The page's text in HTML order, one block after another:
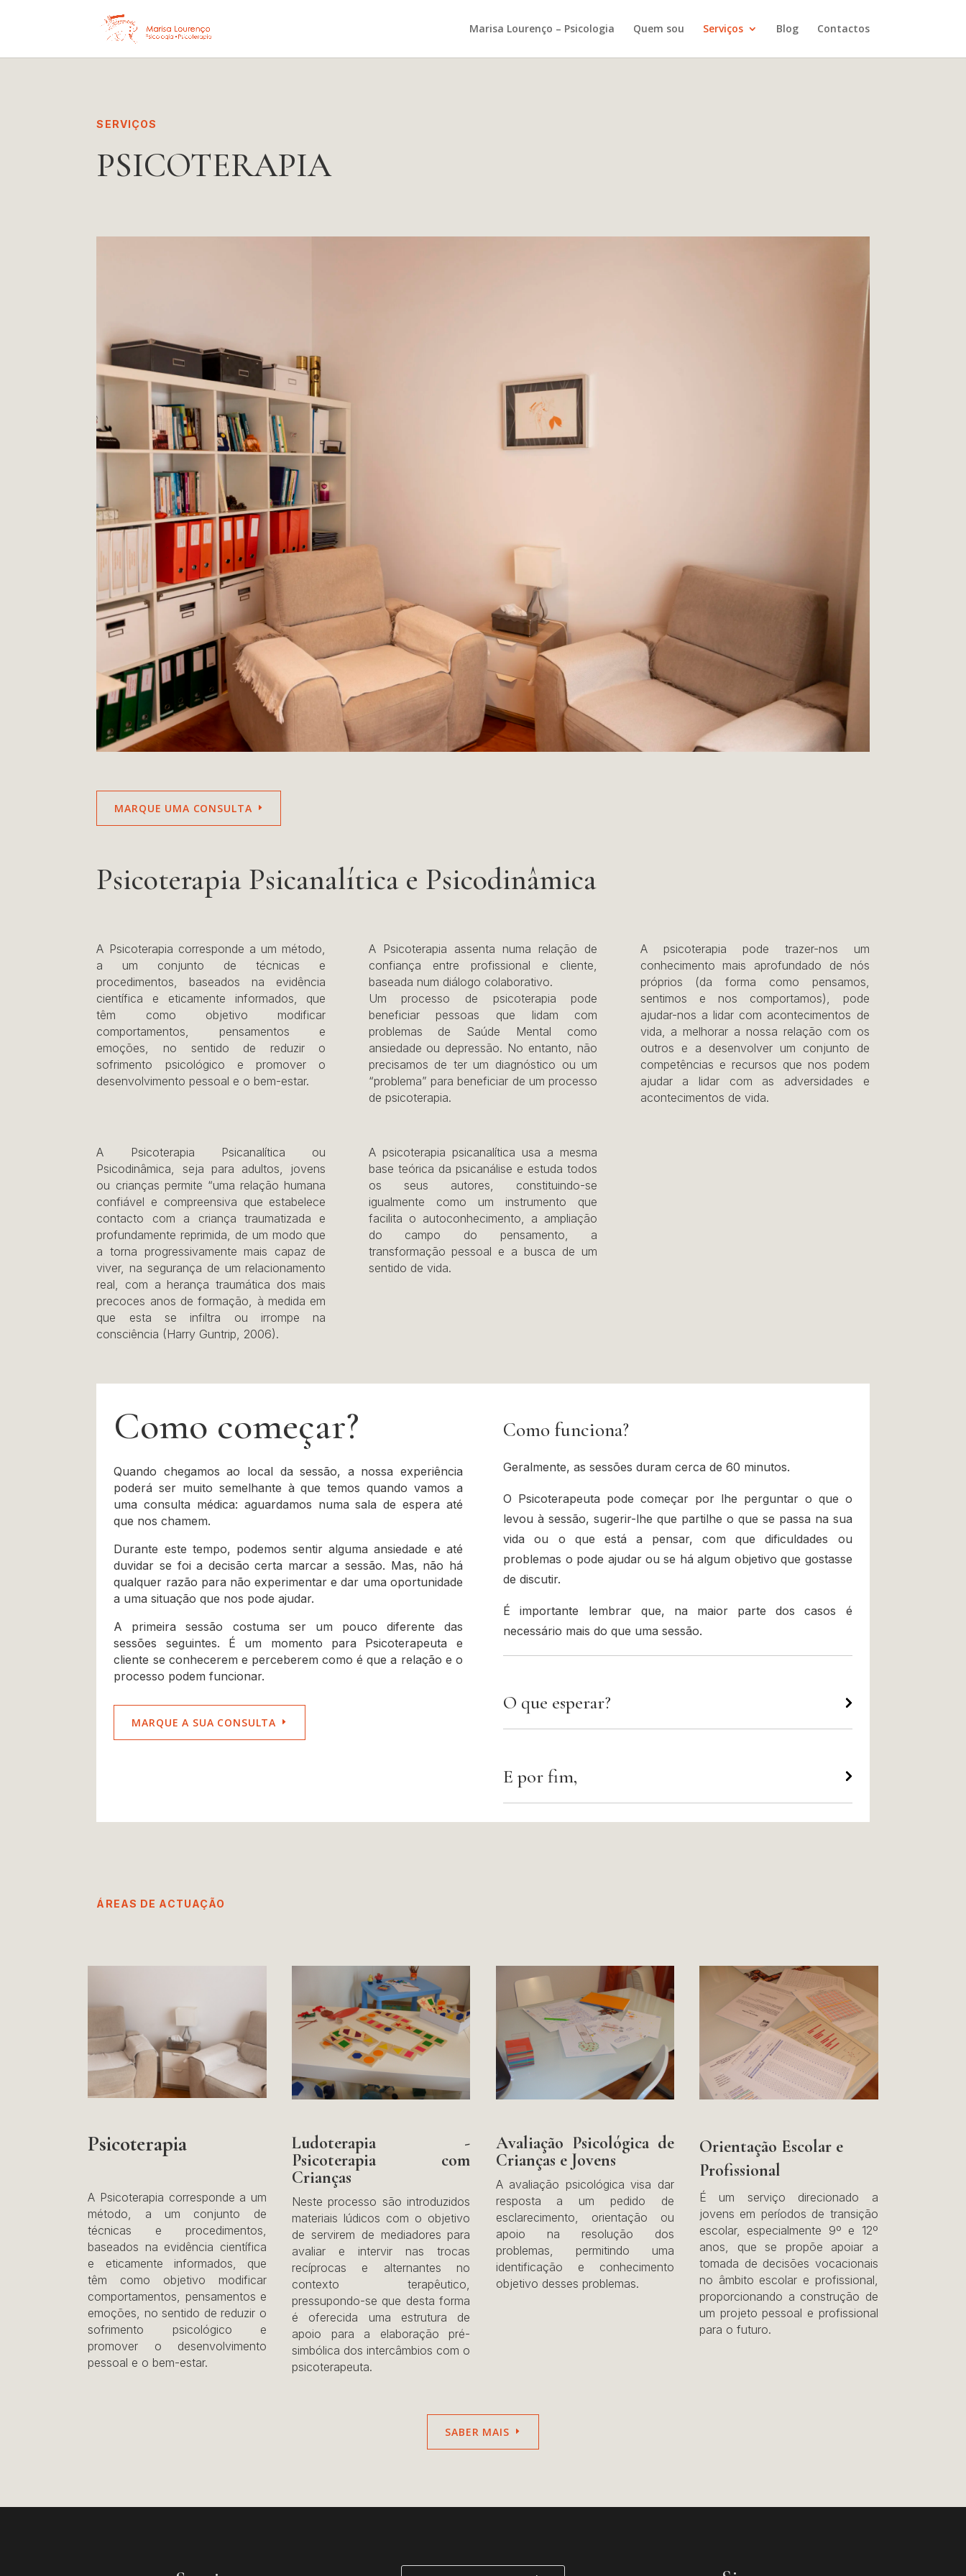
Marisa Lourenço – Psicologia Quem sou Serviços Blog Contactos
SERVIÇOS
PSICOTERAPIA
MARQUE UMA CONSULTA
Psicoterapia Psicanalítica e Psicodinâmica
A Psicoterapia corresponde a um método,
a um conjunto de técnicas e
procedimentos, baseados na evidência
científica e eticamente informados, que
têm como objetivo modificar
comportamentos, pensamentos e
emoções, no sentido de reduzir o
sofrimento psicológico e promover o
desenvolvimento pessoal e o bem-estar.
A Psicoterapia assenta numa relação de
confiança entre profissional e cliente,
baseada num diálogo colaborativo.
Um processo de psicoterapia pode
beneficiar pessoas que lidam com
problemas de Saúde Mental como
ansiedade ou depressão. No entanto, não
precisamos de ter um diagnóstico ou um
“problema” para beneficiar de um processo
de psicoterapia.
A psicoterapia pode trazer-nos um
conhecimento mais aprofundado de nós
próprios (da forma como pensamos,
sentimos e nos comportamos), pode
ajudar-nos a lidar com acontecimentos de
vida, a melhorar a nossa relação com os
outros e a desenvolver um conjunto de
competências e recursos que nos podem
ajudar a lidar com as adversidades e
acontecimentos de vida.
A Psicoterapia Psicanalítica ou
Psicodinâmica, seja para adultos, jovens
ou crianças permite “uma relação humana
confiável e compreensiva que estabelece
contacto com a criança traumatizada e
profundamente reprimida, de um modo que
a torna progressivamente mais capaz de
viver, na segurança de um relacionamento
real, com a herança traumática dos mais
precoces anos de formação, à medida em
que esta se infiltra ou irrompe na
consciência (Harry Guntrip, 2006).
A psicoterapia psicanalítica usa a mesma
base teórica da psicanálise e estuda todos
os seus autores, constituindo-se
igualmente como um instrumento que
facilita o autoconhecimento, a ampliação
do campo do pensamento, a
transformação pessoal e a busca de um
sentido de vida.
Como começar?
Quando chegamos ao local da sessão, a nossa experiência
poderá ser muito semelhante à que temos quando vamos a
uma consulta médica: aguardamos numa sala de espera até
que nos chamem.
Durante este tempo, podemos sentir alguma ansiedade e até
duvidar se foi a decisão certa marcar a sessão. Mas, não há
qualquer razão para não experimentar e dar uma oportunidade
a uma situação que nos pode ajudar.
A primeira sessão costuma ser um pouco diferente das
sessões seguintes. É um momento para Psicoterapeuta e
cliente se conhecerem e perceberem como é que a relação e o
processo podem funcionar.
MARQUE A SUA CONSULTA
Como funciona?
Geralmente, as sessões duram cerca de 60 minutos.
O Psicoterapeuta pode começar por lhe perguntar o que o
levou à sessão, sugerir-lhe que partilhe o que se passa na sua
vida ou o que está a pensar, com que dificuldades ou
problemas o pode ajudar ou se há algum objetivo que gostasse
de discutir.
É importante lembrar que, na maior parte dos casos é
necessário mais do que uma sessão.
O que esperar?
E por fim,
ÁREAS DE ACTUAÇÃO
Psicoterapia
A Psicoterapia corresponde a um
método, a um conjunto de
técnicas e procedimentos,
baseados na evidência científica
e eticamente informados, que
têm como objetivo modificar
comportamentos, pensamentos e
emoções, no sentido de reduzir o
sofrimento psicológico e
promover o desenvolvimento
pessoal e o bem-estar.
Ludoterapia -
Psicoterapia com
Crianças
Neste processo são introduzidos
materiais lúdicos com o objetivo
de servirem de mediadores para
avaliar e intervir nas trocas
recíprocas e alternantes no
contexto terapêutico,
pressupondo-se que desta forma
é oferecida uma estrutura de
apoio para a elaboração pré-
simbólica dos intercâmbios com o
psicoterapeuta.
Avaliação Psicológica de
Crianças e Jovens
A avaliação psicológica visa dar
resposta a um pedido de
esclarecimento, orientação ou
apoio na resolução dos
problemas, permitindo uma
identificação e conhecimento
objetivo desses problemas.
Orientação Escolar e
Profissional
É um serviço direcionado a
jovens em períodos de transição
escolar, especialmente 9º e 12º
anos, que se propõe apoiar a
tomada de decisões vocacionais
no âmbito escolar e profissional,
proporcionando a construção de
um projeto pessoal e profissional
para o futuro.
SABER MAIS